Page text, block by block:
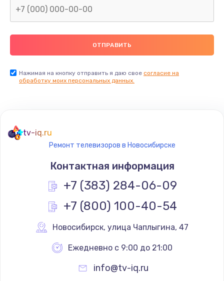
400 руб.
Не реагирует на кнопки
Не сопряжается с устройством
Помехи и искажение звука
Заказать
1400 руб.
Нажимая на кнопку отправить я даю свое согласие на
обработку моих персональных данных.
tv-iq.ru
Ремонт телевизоров в Новосибирске
Контактная информация
+7 (383) 284-06-09
+7 (800) 100-40-54
Новосибирск, улица Чаплыгина, 47
Ежедневно с 9:00 до 21:00
info@tv-iq.ru